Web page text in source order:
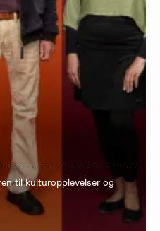
til kulturopplevelser og